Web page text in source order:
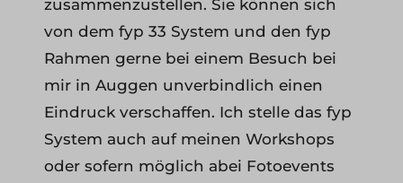
zusammenzustellen. Sie können sich
von dem fyp 33 System und den fyp
Rahmen gerne bei einem Besuch bei
mir in Auggen unverbindlich einen
Eindruck verschaffen. Ich stelle das fyp
System auch auf meinen Workshops
oder sofern möglich abei Fotoevents